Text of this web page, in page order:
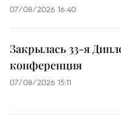
07/08/2026 16:40
Закрылась 33-я
конференция
07/08/2026 15:11